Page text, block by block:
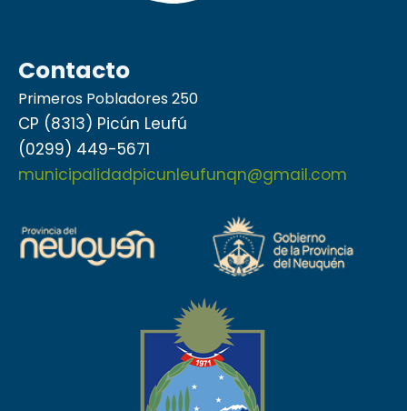
Contacto
Primeros Pobladores 250
CP (8313) Picún Leufú
(0299) 449-5671
municipalidadpicunleufunqn@gmail.com